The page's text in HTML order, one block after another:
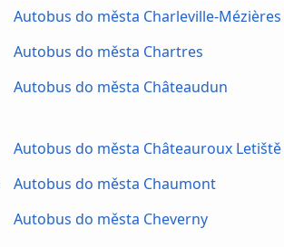
Autobus do města Charleville-Mézières
Autobus do města Chartres
Autobus do města Châteaudun
Autobus do města Châteauroux Letiště
Autobus do města Chaumont
Autobus do města Cheverny